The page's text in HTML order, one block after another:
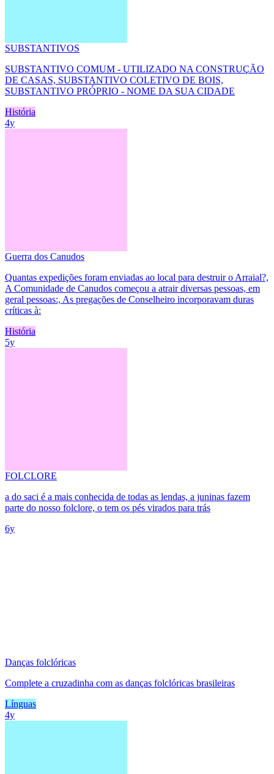
SUBSTANTIVOS
SUBSTANTIVO COMUM - UTILIZADO NA CONSTRUÇÃO
DE CASAS, SUBSTANTIVO COLETIVO DE BOIS,
SUBSTANTIVO PRÓPRIO - NOME DA SUA CIDADE
História
4y
Guerra dos Canudos
Quantas expedições foram enviadas ao local para destruir o Arraial?,
A Comunidade de Canudos começou a atrair diversas pessoas, em
geral pessoas:, As pregações de Conselheiro incorporavam duras
críticas à:
História
5y
FOLCLORE
a do saci é a mais conhecida de todas as lendas, a juninas fazem
parte do nosso folclore, o tem os pés virados para trás
6y
Danças folclóricas
Complete a cruzadinha com as danças folclóricas brasileiras
Línguas
4y